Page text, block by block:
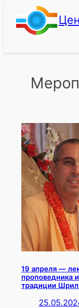
Перейти
содержимому
19 апреля —
проповедника
традиции